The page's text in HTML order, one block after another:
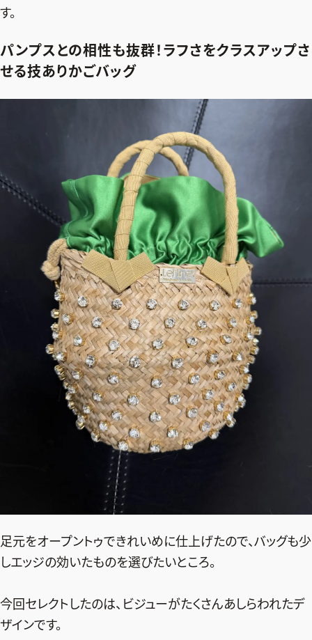
す。
パンプスとの相性も抜群！ラフさをクラスアップさ
せる技ありかごバッグ
足元をオープントゥできれいめに仕上げたので、バッグも少
しエッジの効いたものを選びたいところ。
今回セレクトしたのは、ビジューがたくさんあしらわれたデ
ザインです。